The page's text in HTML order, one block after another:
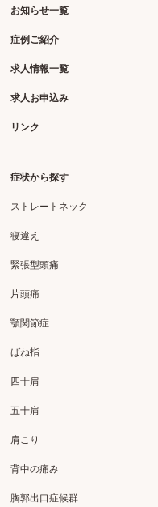
お知らせ一覧
症例ご紹介
求人情報一覧
求人お申込み
リンク
症状から探す
ストレートネック
寝違え
緊張型頭痛
片頭痛
顎関節症
ばね指
四十肩
五十肩
肩こり
背中の痛み
胸郭出口症候群